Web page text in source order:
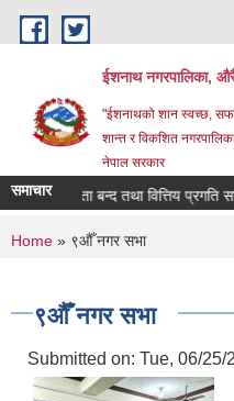
Skip to main content
ईशनाथ नगरपालिका,
"ईशनाथको शान स्वच्छ,
शान्त र विकशित
नेपाल सरकार
समाचार
को खाता बन्द तथा वित्तिय प्रगति
You are here
Home » ९औँ नगर सभा
९औँ नगर सभा
Submitted on: Tue, 06/25/